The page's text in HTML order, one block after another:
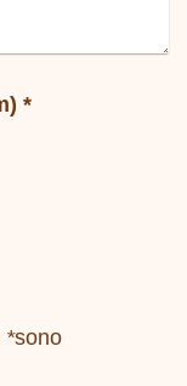
Captcha (codice protezione spam) *
*sono